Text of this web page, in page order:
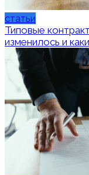
статьи
Типовые
изменилось и